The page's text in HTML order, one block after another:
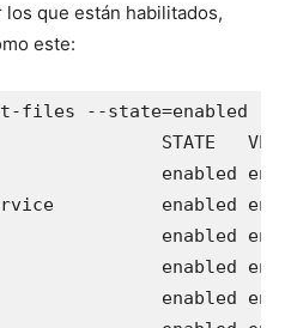
que están habilitados,
este:
files --state=enabled |
STATE
enabled
enabled
enabled
enabled
enabled